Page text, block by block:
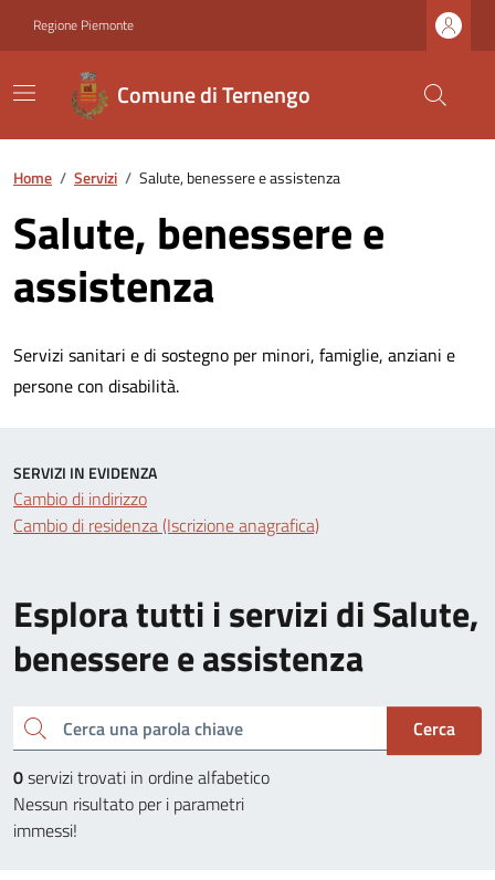
Regione Piemonte
Comune di Ternengo
Home / Servizi / Salute, benessere e assistenza
Salute, benessere e
assistenza
Servizi sanitari e di sostegno per minori, famiglie, anziani e
persone con disabilità.
Esplora tutti i servizi di Salute,
benessere e assistenza
Cerca una parola chiave
Cerca
0servizi trovati in ordine alfabetico
Nessun risultato per i parametri
immessi!
SERVIZI IN EVIDENZA
Cambio di indirizzo
Cambio di residenza (Iscrizione anagrafica)